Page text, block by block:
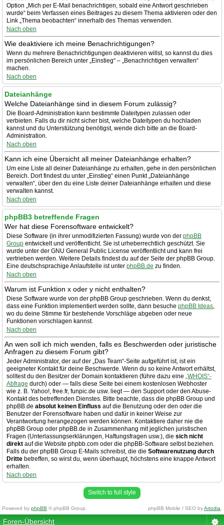
Option „Mich per E-Mail benachrichtigen, sobald eine Antwort geschrieben
wurde“ beim Verfassen eines Beitrages zu diesem Thema aktivieren oder den
Link „Thema beobachten“ innerhalb des Themas verwenden.
Nach oben
Wie deaktiviere ich meine Benachrichtigungen?
Wenn du mehrere Benachrichtigungen deaktivieren willst, so kannst du dies
im persönlichen Bereich unter „Einstieg“ – „Benachrichtigen verwalten“
machen.
Nach oben
Dateianhänge
Welche Dateianhänge sind in diesem Forum zulässig?
Die Board-Administration kann bestimmte Dateitypen zulassen oder
verbieten. Falls du dir nicht sicher bist, welche Dateitypen du hochladen
kannst und du Unterstützung benötigst, wende dich bitte an die Board-
Administration.
Nach oben
Kann ich eine Übersicht all meiner Dateianhänge erhalten?
Um eine Liste all deiner Dateianhänge zu erhalten, gehe in den persönlichen
Bereich. Dort findest du unter „Einstieg“ einen Punkt „Dateianhänge
verwalten“, über den du eine Liste deiner Dateianhänge erhalten und diese
verwalten kannst.
Nach oben
phpBB3 betreffende Fragen
Wer hat diese Forensoftware entwickelt?
Diese Software (in ihrer unmodifizierten Fassung) wurde von der phpBB
Group entwickelt und veröffentlicht. Sie ist urheberrechtlich geschützt. Sie
wurde unter der GNU General Public License veröffentlicht und kann frei
vertrieben werden. Weitere Details findest du auf der Seite der phpBB Group.
Eine deutschsprachige Anlaufstelle ist unter phpBB.de zu finden.
Nach oben
Warum ist Funktion x oder y nicht enthalten?
Diese Software wurde von der phpBB Group geschrieben. Wenn du denkst,
dass eine Funktion implementiert werden sollte, dann besuche phpBB Ideas,
wo du deine Stimme für bestehende Vorschläge abgeben oder neue
Funktionen vorschlagen kannst.
Nach oben
An wen soll ich mich wenden, falls es Beschwerden oder juristische
Anfragen zu diesem Forum gibt?
Jeder Administrator, der auf der „Das Team“-Seite aufgeführt ist, ist ein
geeigneter Kontakt für deine Beschwerde. Wenn du so keine Antwort erhältst,
solltest du den Besitzer der Domain kontaktieren (führe dazu eine „WHOIS“-
Abfrage durch) oder — falls diese Seite bei einem kostenlosen Webhoster
wie z. B. Yahoo!, free.fr, funpic.de usw. liegt — den Support oder den Abuse-
Kontakt des betreffenden Dienstes. Bitte beachte, dass die phpBB Group und
phpBB.de absolut keinen Einfluss auf die Benutzung oder den oder die
Benutzer der Forensoftware haben und dafür in keiner Weise zur
Verantwortung herangezogen werden können. Kontaktiere daher nie die
phpBB Group oder phpBB.de in Zusammenhang mit jeglichen juristischen
Fragen (Unterlassungserklärungen, Haftungsfragen usw.), die sich nicht
direkt auf die Website phpbb.com oder die phpBB-Software selbst beziehen.
Falls du der phpBB Group E-Mails schreibst, die die Softwarenutzung durch
Dritte betreffen, so wirst du, wenn überhaupt, höchstens eine knappe Antwort
erhalten.
Nach oben
Switch to full style
Powered by phpBB © phpBB Group. phpBB Mobile / SEO byArtodia
Foren-Übersicht